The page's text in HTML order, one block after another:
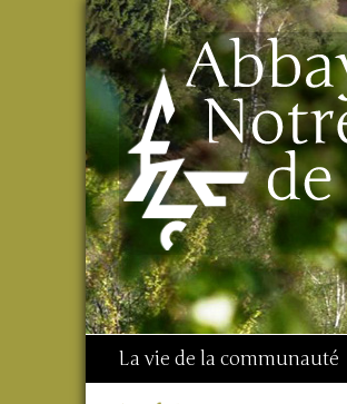
Aller
au
contenu.
|
Aller
à
navigation
Outils
personnels
Chercher par
Recherche
avancée…
La vie de la communauté